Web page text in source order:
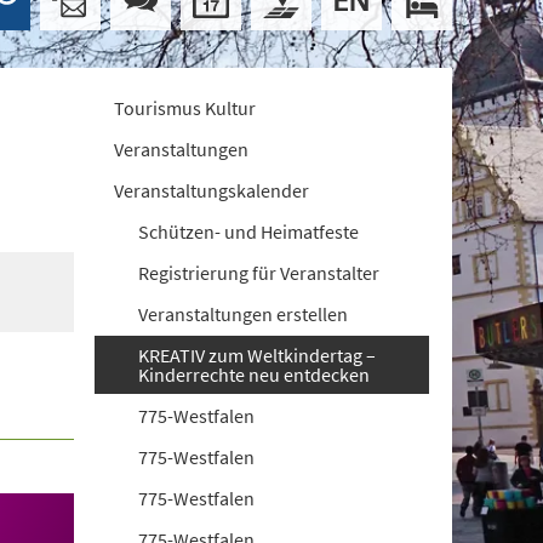
Tourismus Kultur
Veranstaltungen
Veranstaltungskalender
Schützen- und Heimatfeste
Registrierung für Veranstalter
Veranstaltungen erstellen
KREATIV zum Weltkindertag –
Kinderrechte neu entdecken
775-Westfalen
775-Westfalen
775-Westfalen